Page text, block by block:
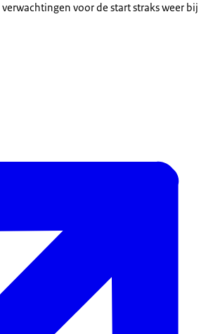
voor de start straks weer bij